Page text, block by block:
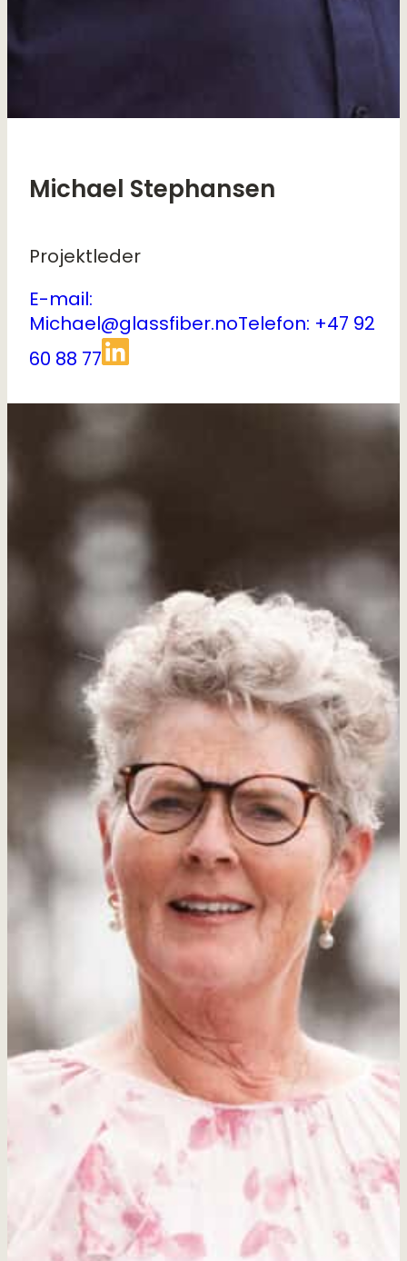
Michael Stephansen
Projektleder
E-mail:
Michael@glassfiber.noTelefon: +47 92
60 88 77